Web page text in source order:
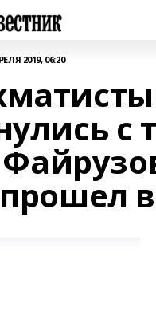
2019, 06:20
с